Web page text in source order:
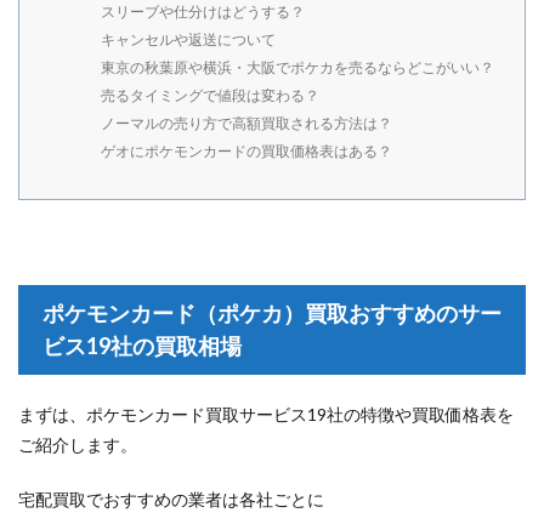
スリーブや仕分けはどうする？
キャンセルや返送について
東京の秋葉原や横浜・大阪でポケカを売るならどこがいい？
売るタイミングで値段は変わる？
ノーマルの売り方で高額買取される方法は？
ゲオにポケモンカードの買取価格表はある？
ポケモンカード（ポケカ）買取おすすめのサー
ビス19社の買取相場
まずは、ポケモンカード買取サービス19社の特徴や買取価格表を
ご紹介します。
宅配買取でおすすめの業者は各社ごとに